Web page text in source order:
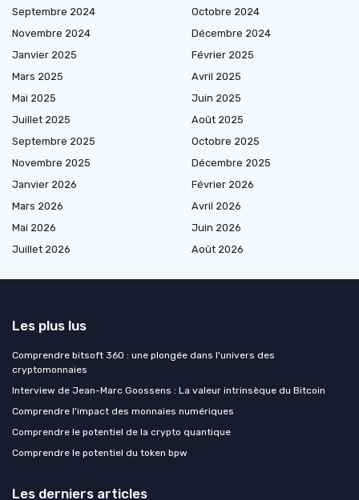
Septembre 2024
Octobre 2024
Novembre 2024
Décembre 2024
Janvier 2025
Février 2025
Mars 2025
Avril 2025
Mai 2025
Juin 2025
Juillet 2025
Août 2025
Septembre 2025
Octobre 2025
Novembre 2025
Décembre 2025
Janvier 2026
Février 2026
Mars 2026
Avril 2026
Mai 2026
Juin 2026
Juillet 2026
Août 2026
Les plus lus
Comprendre bitsoft 360 : une plongée dans l'univers des
cryptomonnaies
Interview de Jean-Marc Goossens : La valeur intrinsèque du Bitcoin
Comprendre l'impact des monnaies numériques
Comprendre le potentiel de la crypto quantique
Comprendre le potentiel du token bpw
Les derniers articles